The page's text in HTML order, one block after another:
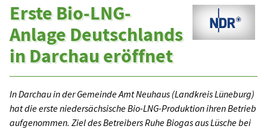
Erste Bio-LNG-
Anlage Deutschlands
in Darchau eröffnet
In Darchau in der Gemeinde Amt Neuhaus (Landkreis Lüneburg)
hat die erste niedersächsische Bio-LNG-Produktion ihren Betrieb
aufgenommen. Ziel des Betreibers Ruhe Biogas aus Lüsche bei